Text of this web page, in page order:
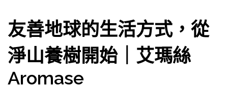
友善地球的生活方式，從
淨山養樹開始｜艾瑪絲
Aromase